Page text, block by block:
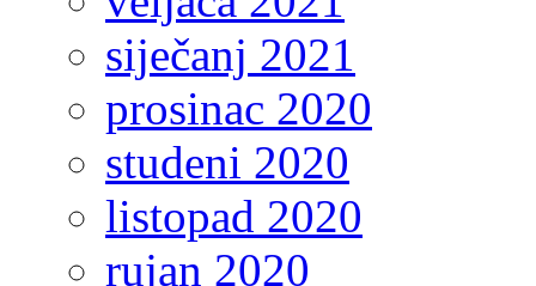
siječanj 2021
prosinac 2020
studeni 2020
listopad 2020
rujan 2020